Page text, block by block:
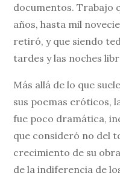
documentos. Trabajo
años, hasta mil
retiró, y que siendo
tardes y las noches
Más allá de lo que
sus poemas eróticos,
fue poco dramática,
que consideró no del
crecimiento de su
de la indiferencia de